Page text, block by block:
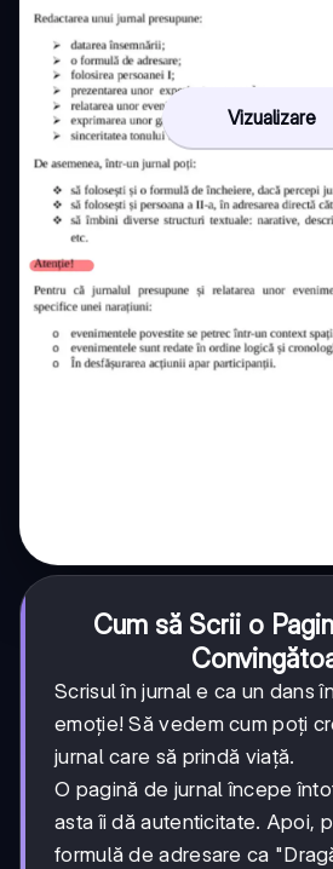
Vizualizare
Cum să Scrii o
Scrisul în jurnal e ca un dans
emoție! Să vedem cum poți
jurnal care să prindă viață.
O pagină de jurnal începe
asta îi dă autenticitate. Apoi,
formulă de adresare ca